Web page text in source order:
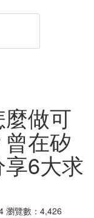
做可
在矽
6大求
瀏覽數：4,426